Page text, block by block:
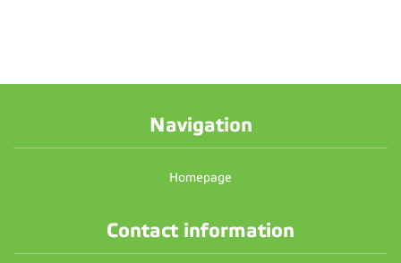
Navigation
Homepage
Contact information